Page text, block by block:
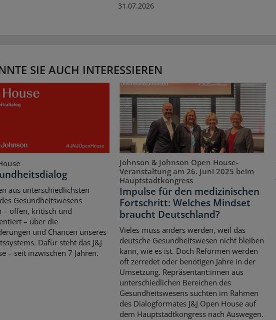
31.07.2026
SIE AUCH INTERESSIEREN
aus unterschiedlichsten
Gesundheitswesens
– offen, kritisch und
– über die
und Chancen unseres
Dafür steht das J&J
– seit inzwischen 7 Jahren.
Johnson & Johnson Open House-
Veranstaltung am 26. Juni 2025 beim
Hauptstadtkongress
Impulse für den medizinischen
Fortschritt: Welches Mindset
braucht Deutschland?
Vieles muss anders werden, weil das
deutsche Gesundheitswesen nicht bleiben
kann, wie es ist. Doch Reformen werden
oft zerredet oder benötigen Jahre in der
Umsetzung. Repräsentant:innen aus
unterschiedlichen Bereichen des
Gesundheitswesens suchten im Rahmen
des Dialogformates J&J Open House auf
dem Hauptstadtkongress nach Auswegen.